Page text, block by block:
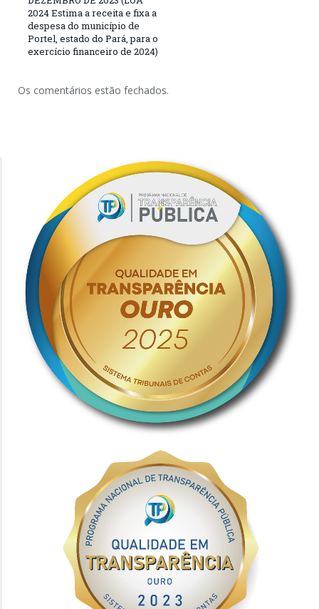
2024 Estima a receita e fixa a
despesa do município de
Portel, estado do Pará, para o
exercício financeiro de 2024)
Os comentários estão fechados.